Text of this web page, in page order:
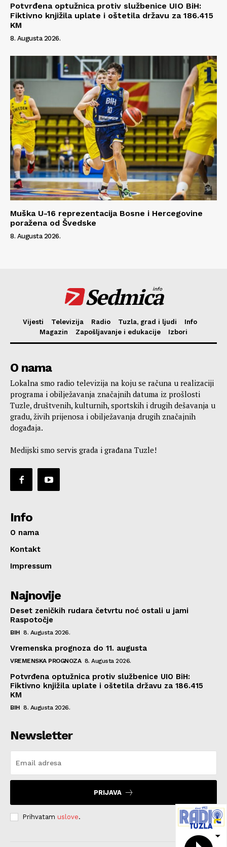
Potvrđena optužnica protiv službenice UIO BiH:
Fiktivno knjižila uplate i oštetila državu za 186.415
KM
8. Augusta 2026.
Muška U-16 reprezentacija Bosne i Hercegovine
poražena od Švedske
8. Augusta 2026.
Sedmica
info
Vijesti Televizija Radio Tuzla, grad i ljudi
Info
Magazin
Zapošljavanje i edukacije Izbori
O nama
Lokalna smo radio televizija na koju se računa u realizaciji
programa i obilježavanja značajnih datuma iz prošlosti
Tuzle, društvenih, kulturnih, sportskih i drugih dešavanja u
gradu, živih prijenosa i obilježavanja drugih značajnih
događaja.
Medijski smo servis grada i građana Tuzle!
Info
O nama
Kontakt
Impressum
Najnovije
Deset zeničkih rudara četvrtu noć ostali u jami
Raspotočje
BIH 8. Augusta 2026.
Vremenska prognoza do 11. augusta
VREMENSKA PROGNOZA 8. Augusta 2026.
Potvrđena optužnica protiv službenice UIO BiH:
Fiktivno knjižila uplate i oštetila državu za 186.415
KM
BIH 8. Augusta 2026.
Newsletter
PRIJAVA
Prihvatam uslove.